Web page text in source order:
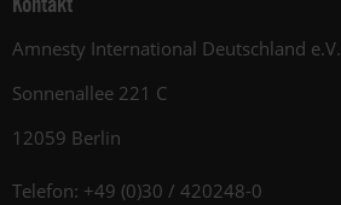
Amnesty International Deutschland e.V.
Sonnenallee 221 C
12059 Berlin
Telefon: +49 (0)30 / 420248-0